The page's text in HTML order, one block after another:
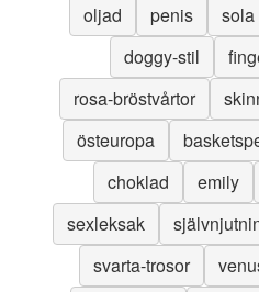
oljad
penis sola
doggy-stil
rosa-bröstvårtor
östeuropa
choklad
emily
sexleksak
svarta-trosor